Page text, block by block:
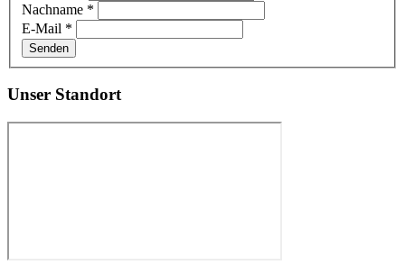
Nachname *
E-Mail *
Senden
Unser Standort